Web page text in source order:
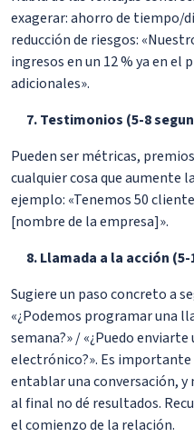
exagerar: ahorro de tiempo/
reducción de riesgos:
ingresos en un 12 % ya en el
adicionales».
Testimonios (5-8
Pueden ser métricas,
cualquier cosa que aumente
ejemplo: «Tenemos 50
[nombre de la empresa]».
Llamada a la acción
Sugiere un paso concreto a
«¿Podemos programar una
semana?» / «¿Puedo
electrónico?». Es
entablar una conversación,
al final no dé resultados.
el comienzo de la relación.